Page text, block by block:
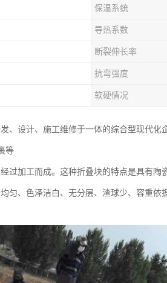
保温系统
导热系数
断裂伸长率
抗弯强度
软硬情况
、设计、施工维修于一体的综合型现代化
等
过加工而成。这种折叠块的特点是具有
匀、色泽洁白、无分层、渣球少、容重依